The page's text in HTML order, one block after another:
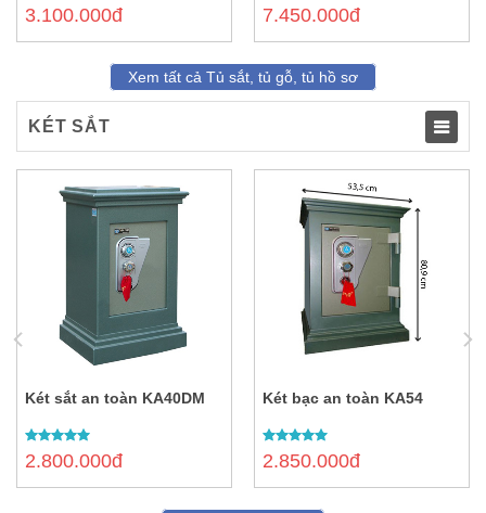
5.00out of
5
3.100.000đ 5.00out of
5
7.450.000đ
Xem tất cả Tủ sắt, tủ gỗ, tủ hồ sơ
KÉT SẮT
Két sắt an toàn KA40DM
5.00out of
5
2.800.000đ
Két bạc an toàn KA54
5.00out of
5
2.850.000đ